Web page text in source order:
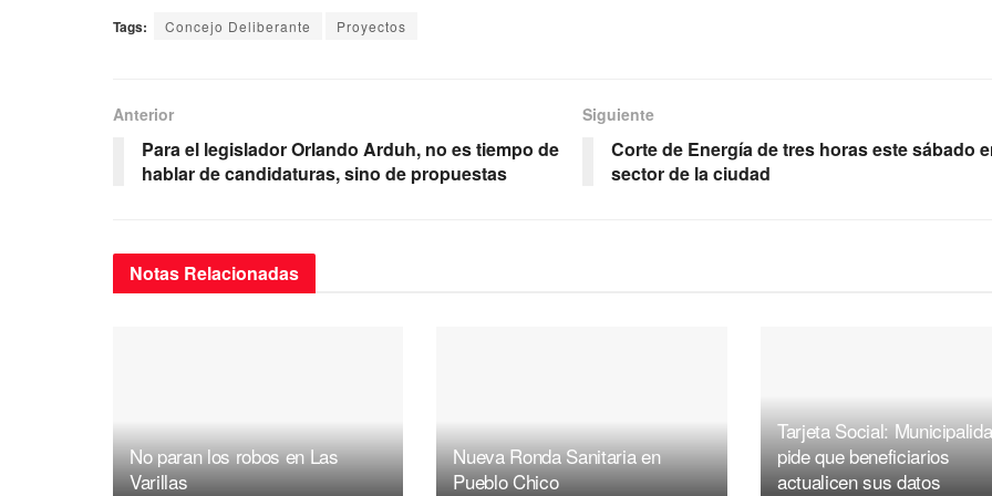
a
c
b
o
o
wi
tt
m
ail
h
at
p
p
el
e
m
Tags: Concejo Deliberante Proyectos
Anterior
Para el legislador Orlando Arduh, no es tiempo de
hablar de candidaturas, sino de propuestas
Siguiente
Corte de Energía de tres horas este sábado
sector de la ciudad
Notas Relacionadas
No paran los robos en Las
Varillas
Nueva Ronda Sanitaria en
Pueblo Chico
Tarjeta Social:
pide que beneficiarios
actualicen sus datos